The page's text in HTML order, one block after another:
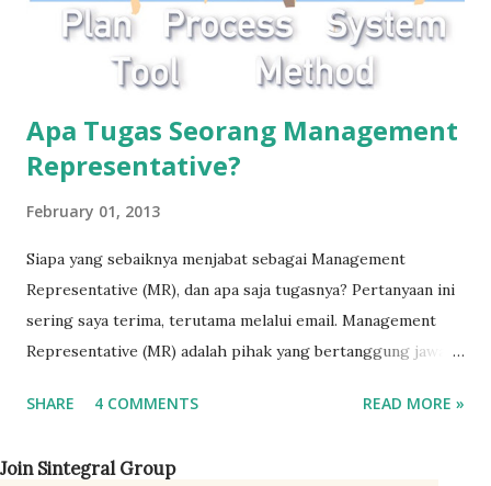
Apa Tugas Seorang Management
Representative?
February 01, 2013
Siapa yang sebaiknya menjabat sebagai Management
Representative (MR), dan apa saja tugasnya? Pertanyaan ini
sering saya terima, terutama melalui email. Management
Representative (MR) adalah pihak yang bertanggung jawab
9001 di perusahaan. Perannya adalah mengoordinasikan
dengan persyaratan standar. Standar ISO 9001 sendiri tidak
SHARE 4 COMMENTS READ MORE »
Join Sintegral Group